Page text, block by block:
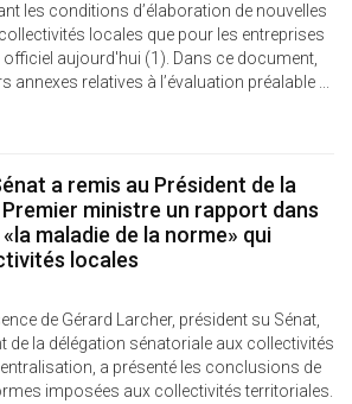
les conditions d’élaboration de nouvelles
locales que pour les entreprises
officiel aujourd'hui (1). Dans ce document,
annexes relatives à l’évaluation préalable ...
a remis au Président de la
ministre un rapport dans
maladie de la norme» qui
locales
de Gérard Larcher, président su Sénat,
de la délégation sénatoriale aux collectivités
a présenté les conclusions de
imposées aux collectivités territoriales.